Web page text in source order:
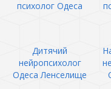
психолог Одеса
Дитячий
нейропсихолог
Одеса Ленселище